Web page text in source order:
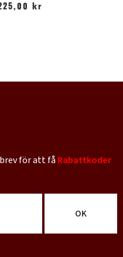
kr
för att fåRabattkoder
OK